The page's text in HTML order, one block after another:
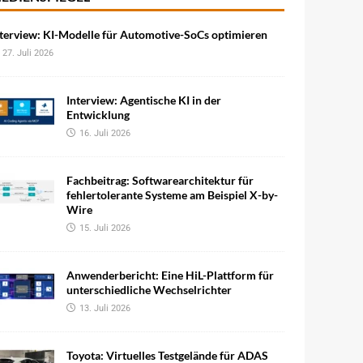
KI-Modelle für Automotive-SoCs optimieren
27. Juli 2026
Interview: Agentische KI in der
Entwicklung
16. Juli 2026
Fachbeitrag: Softwarearchitektur für
fehlertolerante Systeme am Beispiel X-by-
Wire
15. Juli 2026
Anwenderbericht: Eine HiL-Plattform für
unterschiedliche Wechselrichter
13. Juli 2026
Toyota: Virtuelles Testgelände für ADAS